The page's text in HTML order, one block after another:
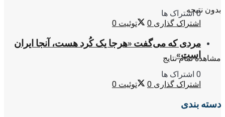
بدون نتیجه
مشاهده تمام نتایج
0 اشتراک ها
اشتراک گذاری 0 توئیت 0
مردی که می‌گفت «هرجا یک کُرد هست، آنجا ایران
است»
0 اشتراک ها
اشتراک گذاری 0 توئیت 0
دسته بندی